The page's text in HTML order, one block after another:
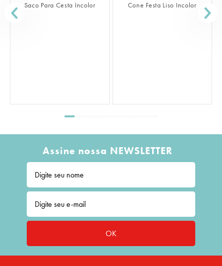
Saco Para Cesta Incolor Cone Festa Liso Incolor
Assine nossa NEWSLETTER
OK